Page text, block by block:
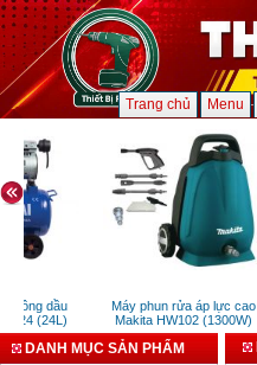
Trang chủ Menu
dầu
(24L)
Máy phun rửa áp lực cao
Makita HW102 (1300W)
DANH MỤC SẢN PHẨM